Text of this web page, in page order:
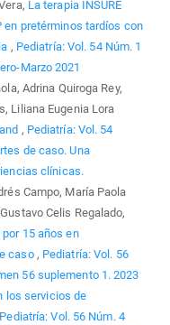
La terapia INSURE
en pretérminos tardíos con
, Pediatría: Vol. 54 Núm. 1
Marzo 2021
Adrina Quiroga Rey,
Liliana Eugenia Lora
, Pediatría: Vol. 54
de caso. Una
clínicas.
Campo, María Paola
Celis Regalado,
15 años en
caso , Pediatría: Vol. 56
56 suplemento 1. 2023
los servicios de
Pediatría: Vol. 56 Núm. 4